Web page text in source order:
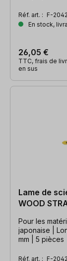
Réf. art. : F-
En stock,
26,05 €
TTC, frais de
en sus
Lame de
WOOD
Pour les
japonaise |
mm | 5 pièces
Réf. art. : F-